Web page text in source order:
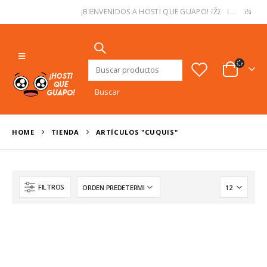
¡BIENVENIDOS A HOSTI QUE GUAPO!
Buscar:
HOME TIENDA ARTÍCULOS "CUQUIS"
FILTROS